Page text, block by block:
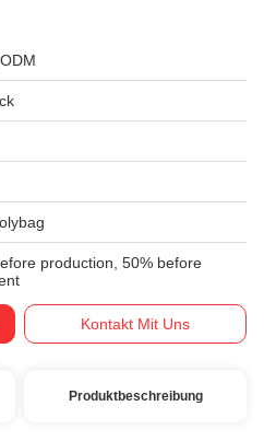
production, 50% before
Kontakt Mit Uns
Produktbeschreibung